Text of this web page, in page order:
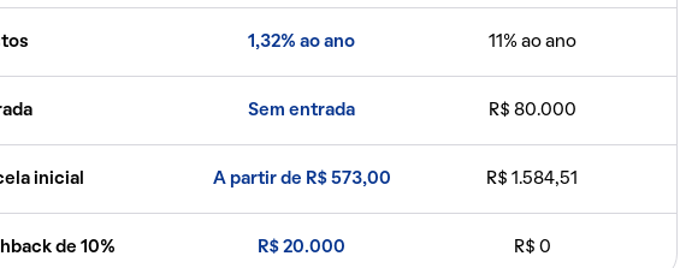
1,32% ao ano 11% ao ano
Sem entrada R$ 80.000
inicial A partir de R$ 573,00 R$ 1.584,51
de 10% R$ 20.000 R$ 0